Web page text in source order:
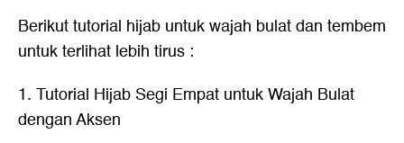
Berikut tutorial hijab untuk wajah bulat dan tembem
untuk terlihat lebih tirus :
1. Tutorial Hijab Segi Empat untuk Wajah Bulat
dengan Aksen